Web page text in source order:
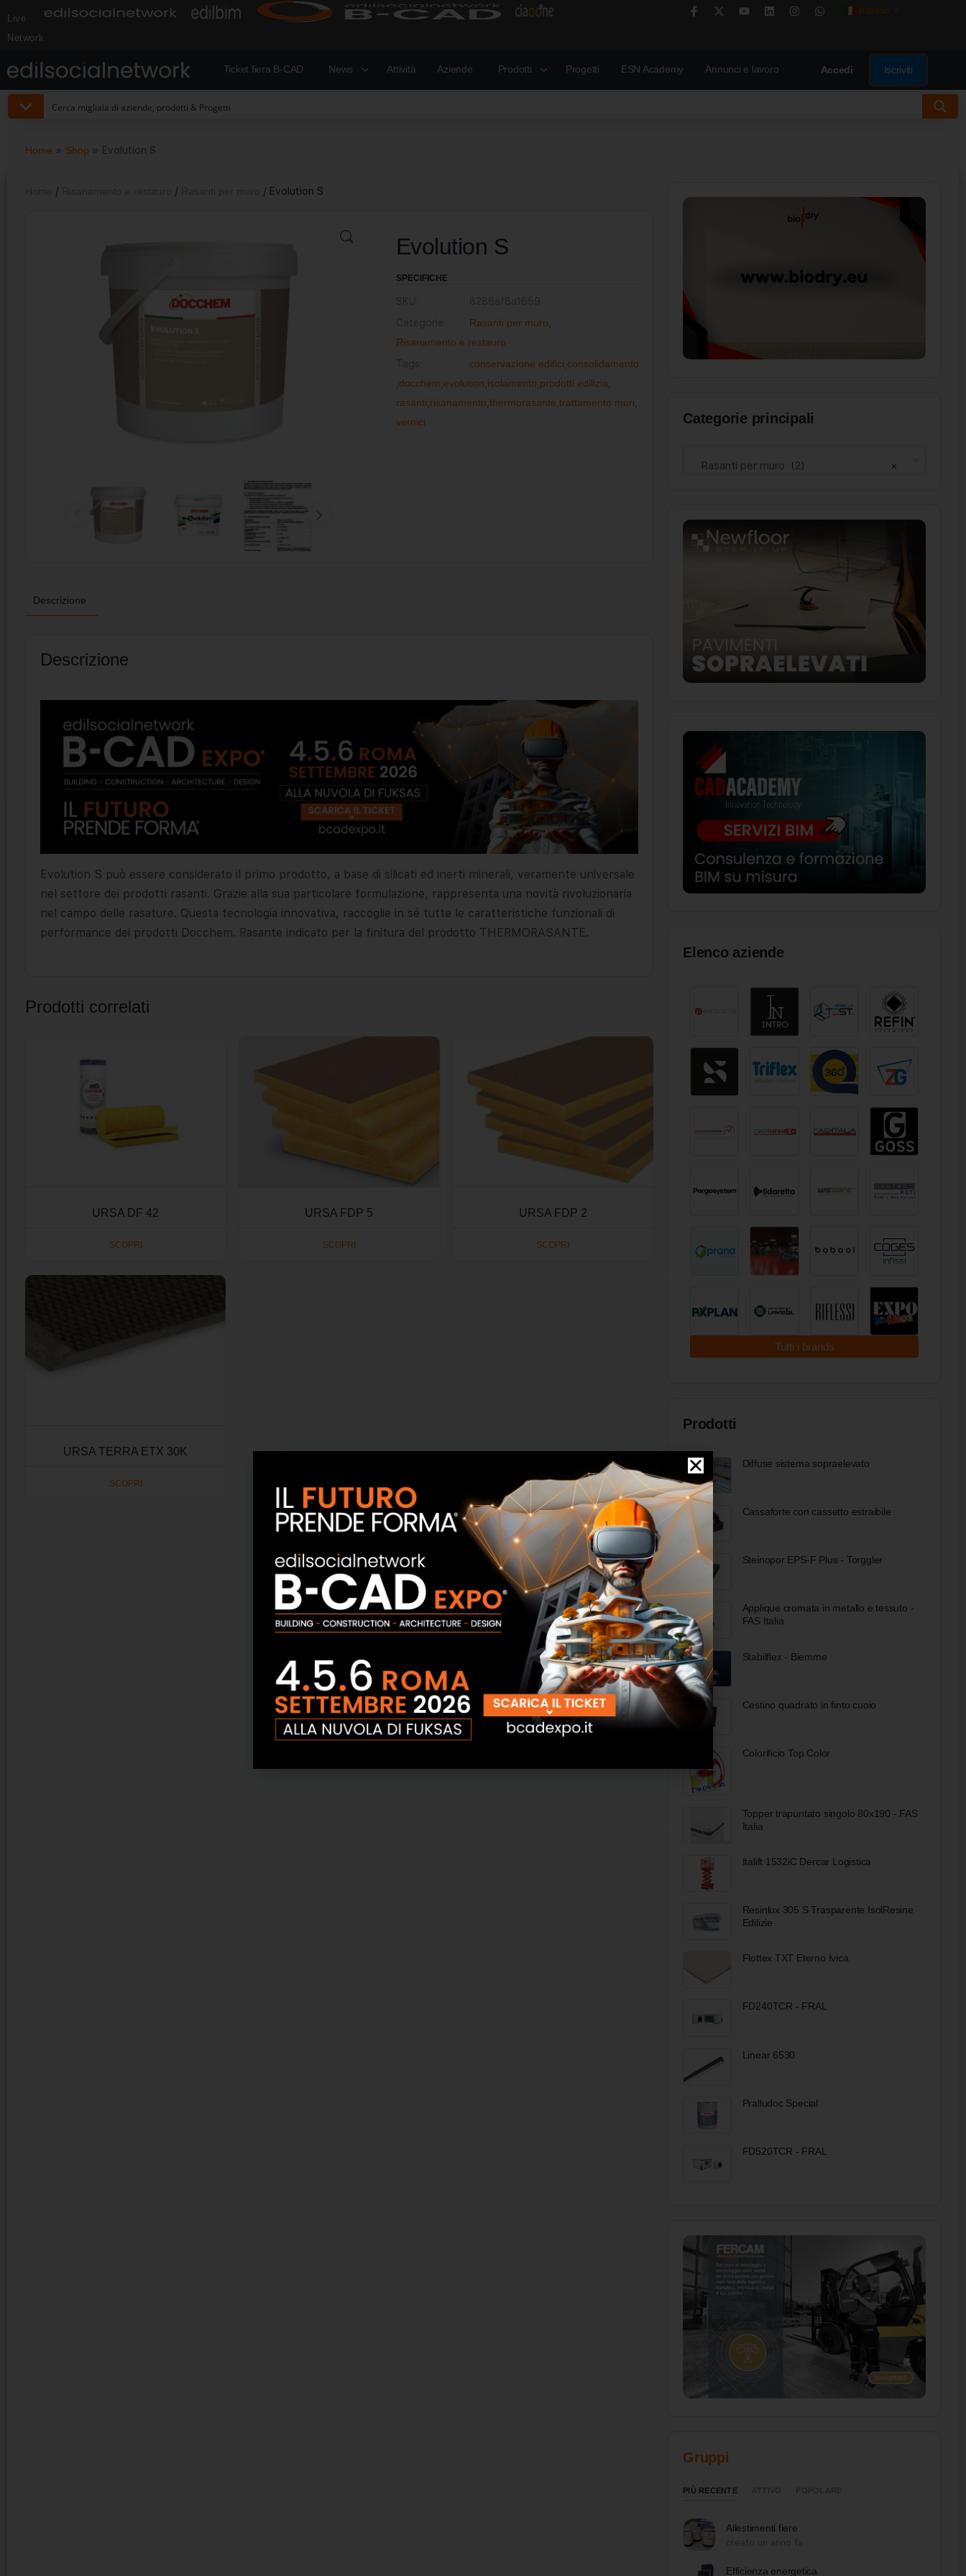
Live
Network
Italiano
Ticket fiera B-CAD News Attività Aziende Prodotti Progetti ESN Academy Annunci e lavoro Accedi Iscriviti
Home » Shop » Evolution S
/ / / Evolution S
Evolution S
SPECIFICHE
Rasanti per muro
Risanamento e restauro
conservazione edifici consolidamento
docchem evolution isolamento prodotti edilizia
rasanti risanamento thermorasante trattamento muri
vernici
Descrizione
Descrizione
Evolution S può essere considerato il primo prodotto, a base di silicati ed inerti minerali, veramente universale
nel settore dei prodotti rasanti. Grazie alla sua particolare formulazione, rappresenta una novità rivoluzionaria
nel campo delle rasature. Questa tecnologia innovativa, raccoglie in sé tutte le caratteristiche funzionali di
performance dei prodotti Docchem. Rasante indicato per la finitura del prodotto THERMORASANTE.
Prodotti correlati
URSA DF 42
SCOPRI
URSA FDP 5
SCOPRI
URSA FDP 2
SCOPRI
URSA TERRA ETX 30K
SCOPRI
Categorie principali
×
Rasanti per muro (2)
Elenco aziende
Tutti i brands
Prodotti
Diffuse sistema sopraelevato
Cassaforte con cassetto estraibile
Steinopor EPS-F Plus - Torggler
Applique cromata in metallo e tessuto -
FAS Italia
Stabilflex - Biemme
Cestino quadrato in finto cuoio
Colorificio Top Color
Topper trapuntato singolo 80x190 - FAS
Italia
Italift 1532iC Dercar Logistica
Resinlux 305 S Trasparente IsolResine
Edilizie
Flottex TXT Eterno Ivica
FD240TCR - FRAL
Linear 6530
Pralludoc Special
FD520TCR - FRAL
Gruppi
PIÙ RECENTE
Allestimenti fiere
Efficienza energetica